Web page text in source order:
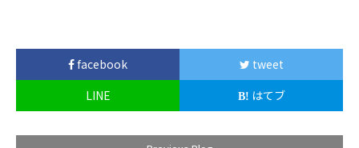
facebook
tweet
LINE
はてブ